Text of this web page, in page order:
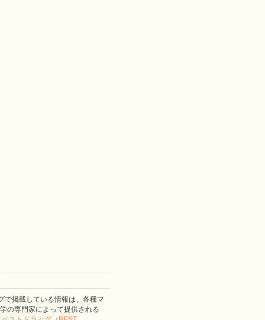
で掲載している情報は、各種マ
の専門家によって提供される